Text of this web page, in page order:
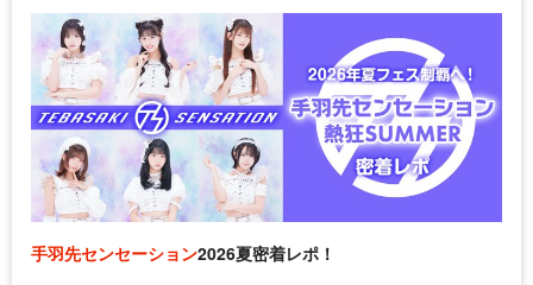
手羽先センセーション2026夏密着レポ！